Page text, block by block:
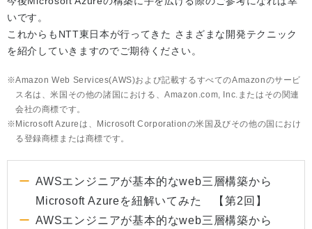
いです。
これからもNTT東日本が行ってきた さまざまな開発テクニック
を紹介していきますのでご期待ください。
Amazon Web Services(AWS)および記載するすべてのAmazonのサービ
ス名は、米国その他の諸国における、Amazon.com, Inc.またはその関連
会社の商標です。
Microsoft Azureは、Microsoft Corporationの米国及びその他の国におけ
る登録商標または商標です。
AWSエンジニアが基本的なweb三層構築から
Microsoft Azureを紐解いてみた 【第2回】
AWSエンジニアが基本的なweb三層構築から